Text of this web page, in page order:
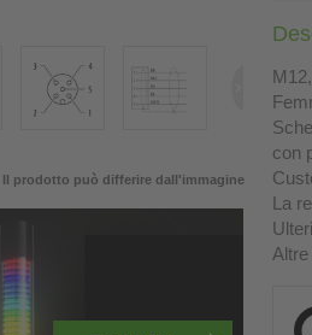
Il prodotto può differire dall'immagine
con
La